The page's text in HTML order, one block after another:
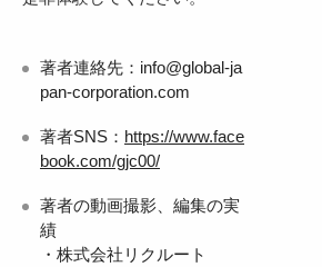
著者連絡先：info@global-ja
pan-corporation.com
著者SNS： https://www.face
book.com/gjc00/
著者の動画撮影、編集の実
績
・株式会社リクルート